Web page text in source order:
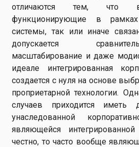
отличаются тем, что
функционирующие в рамках
системы, так или иначе
допускается
масштабирование и даже
идеале интегрированная
создается с нуля на основе
проприетарной технологии.
случаев приходится иметь
унаследованной
являющейся
честно, то часто вообще